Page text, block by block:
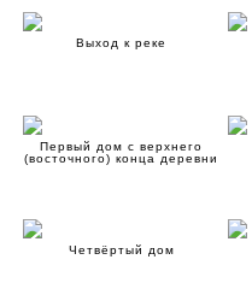
Выход к реке
Первый дом с верхнего
(восточного) конца деревни
Четвёртый дом